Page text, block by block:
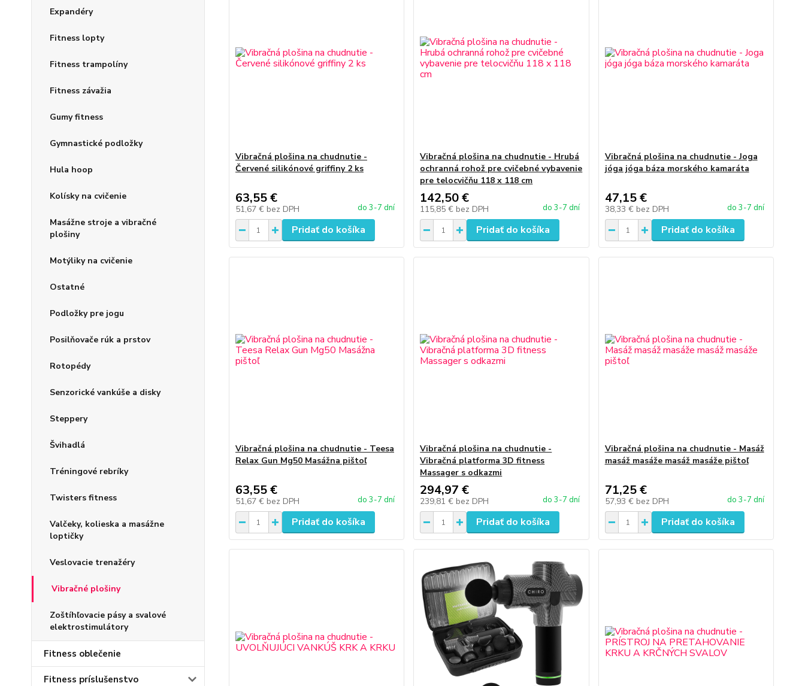
Expandéry
Fitness lopty
Fitness trampolíny
Fitness závažia
Gumy fitness
Gymnastické podložky
Hula hoop
Kolísky na cvičenie
Masážne stroje a vibračné
plošiny
Motýliky na cvičenie
Ostatné
Podložky pre jogu
Posilňovače rúk a prstov
Rotopédy
Senzorické vankúše a disky
Steppery
Švihadlá
Tréningové rebríky
Twisters fitness
Valčeky, kolieska a masážne
loptičky
Veslovacie trenažéry
Vibračné plošiny
Zoštíhľovacie pásy a svalové
elektrostimulátory
Fitness oblečenie
Fitness príslušenstvo
Vibračná plošina na chudnutie -
Červené silikónové griffiny 2 ks
63,55 €
51,67 € bez DPH do 3-7 dní
Pridať do košíka
Vibračná plošina na chudnutie - Hrubá
ochranná rohož pre cvičebné vybavenie
pre telocvičňu 118 x 118 cm
142,50 €
115,85 € bez DPH do 3-7 dní
Pridať do košíka
Vibračná plošina na chudnutie - Joga
jóga jóga báza morského kamaráta
47,15 €
38,33 € bez DPH do 3-7 dní
Pridať do košíka
Vibračná plošina na chudnutie - Teesa
Relax Gun Mg50 Masážna pištoľ
63,55 €
51,67 € bez DPH do 3-7 dní
Pridať do košíka
Vibračná plošina na chudnutie -
Vibračná platforma 3D fitness
Massager s odkazmi
294,97 €
239,81 € bez DPH do 3-7 dní
Pridať do košíka
Vibračná plošina na chudnutie - Masáž
masáž masáže masáž masáže pištoľ
71,25 €
57,93 € bez DPH do 3-7 dní
Pridať do košíka